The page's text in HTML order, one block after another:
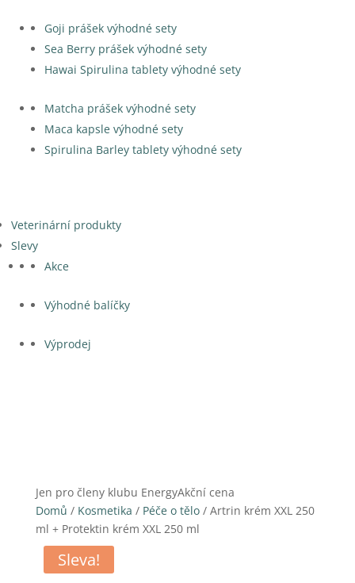
Goji prášek výhodné sety
Sea Berry prášek výhodné sety
Hawai Spirulina tablety výhodné sety
Matcha prášek výhodné sety
Maca kapsle výhodné sety
Spirulina Barley tablety výhodné sety
Veterinární produkty
Slevy
Akce
Výhodné balíčky
Výprodej
Jen pro členy klubu EnergyAkční cena
Domů / Kosmetika / Péče o tělo/ Artrin krém XXL 250
ml + Protektin krém XXL 250 ml
Sleva!